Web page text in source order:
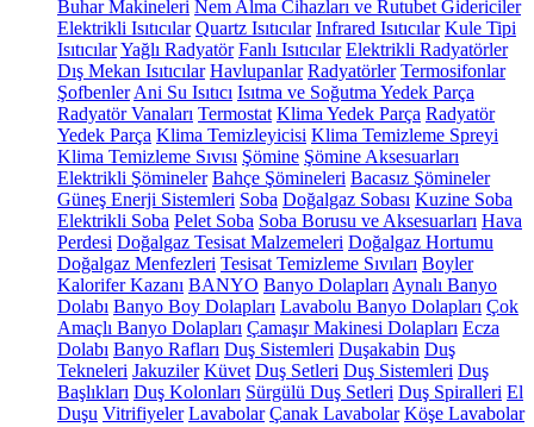
Buhar Makineleri Nem Alma Cihazları ve Rutubet Gidericiler
Elektrikli Isıtıcılar Quartz Isıtıcılar Infrared Isıtıcılar Kule Tipi
IsıtıcılarYağlı Radyatör Fanlı Isıtıcılar Elektrikli Radyatörler
Dış Mekan Isıtıcılar Havlupanlar Radyatörler Termosifonlar
Şofbenler Ani Su Isıtıcı Isıtma ve Soğutma Yedek Parça
Radyatör Vanaları Termostat Klima Yedek Parça Radyatör
Yedek Parça Klima Temizleyicisi Klima Temizleme Spreyi
Klima Temizleme Sıvısı Şömine Şömine Aksesuarları
Elektrikli Şömineler Bahçe Şömineleri Bacasız Şömineler
Güneş Enerji Sistemleri Soba Doğalgaz Sobası Kuzine Soba
Elektrikli Soba Pelet Soba Soba Borusu ve Aksesuarları Hava
Perdesi Doğalgaz Tesisat Malzemeleri Doğalgaz Hortumu
Doğalgaz Menfezleri Tesisat Temizleme Sıvıları Boyler
Kalorifer Kazanı BANYO Banyo Dolapları Aynalı Banyo
Dolabı Banyo Boy Dolapları Lavabolu Banyo Dolapları Çok
Amaçlı Banyo Dolapları Çamaşır Makinesi Dolapları Ecza
Dolabı Banyo Rafları Duş Sistemleri Duşakabin Duş
Tekneleri Jakuziler Küvet Duş Setleri Duş Sistemleri Duş
Başlıkları Duş Kolonları Sürgülü Duş Setleri Duş Spiralleri El
Duşu Vitrifiyeler Lavabolar Çanak Lavabolar Köşe Lavabolar